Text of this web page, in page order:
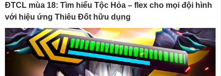
ĐTCL mùa 18: Tìm hiểu Tộc Hỏa – flex cho mọi đội hình
với hiệu ứng Thiêu Đốt hữu dụng